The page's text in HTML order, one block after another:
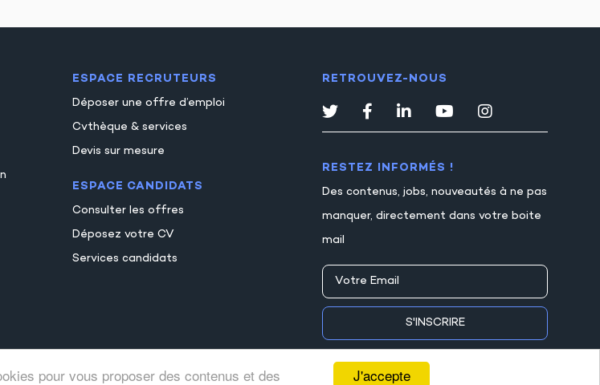
J'accepte
pour vous proposer des contenus et des
ESPACE RECRUTEURS
Déposer une offre d’emploi
Cvthèque & services
Devis sur mesure
ESPACE CANDIDATS
Consulter les offres
Déposez votre CV
Services candidats
RETROUVEZ-NOUS
RESTEZ INFORMÉS !
Des contenus, jobs, nouveautés à ne pas
manquer, directement dans votre boite
mail
S'INSCRIRE